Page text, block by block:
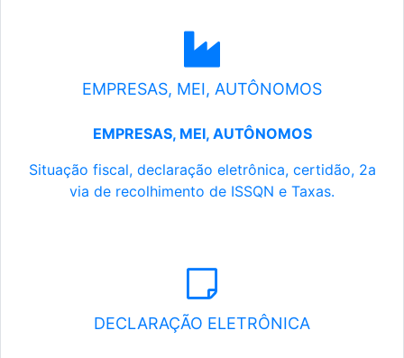
EMPRESAS, MEI, AUTÔNOMOS
EMPRESAS, MEI, AUTÔNOMOS
Situação fiscal, declaração eletrônica, certidão, 2a
via de recolhimento de ISSQN e Taxas.
DECLARAÇÃO ELETRÔNICA